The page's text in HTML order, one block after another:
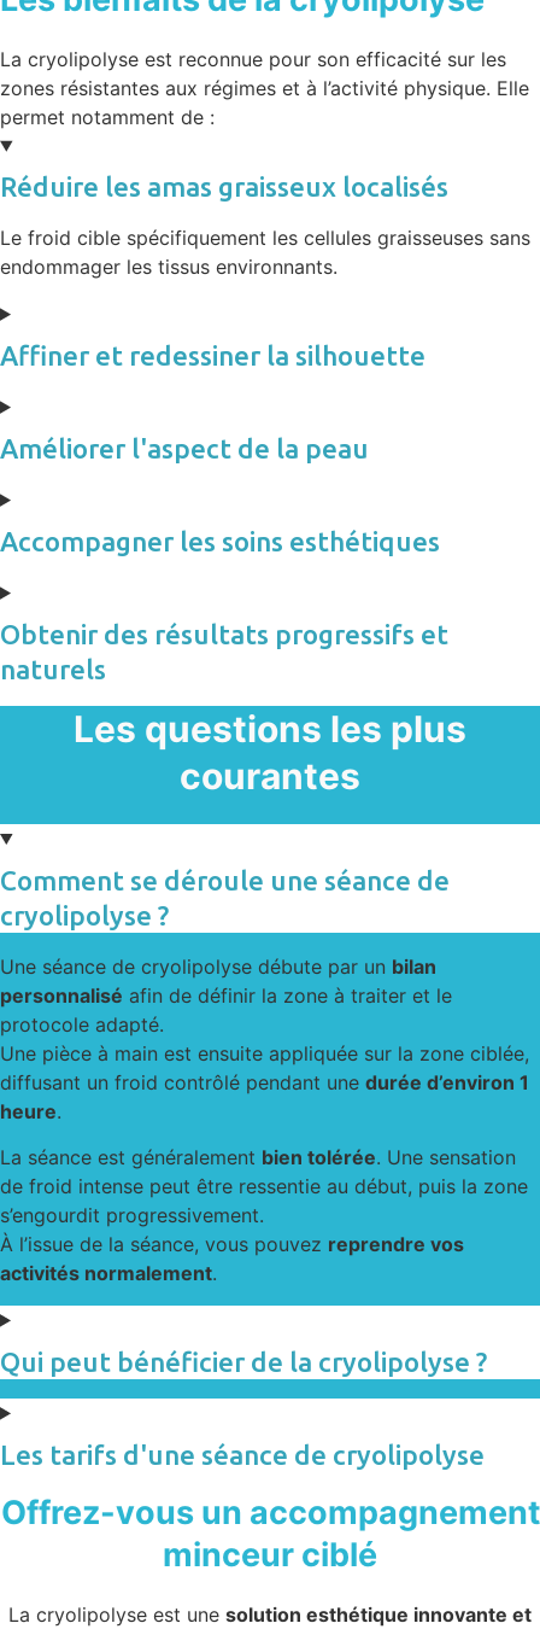
La cryolipolyse est reconnue pour son efficacité sur les
zones résistantes aux régimes et à l’activité physique. Elle
permet notamment de :
Réduire les amas graisseux localisés
Le froid cible spécifiquement les cellules graisseuses sans
endommager les tissus environnants.
Affiner et redessiner la silhouette
Améliorer l'aspect de la peau
Accompagner les soins esthétiques
Obtenir des résultats progressifs et
naturels
Les questions les plus
courantes
Comment se déroule une séance de
cryolipolyse ?
Une séance de cryolipolyse débute par un bilan
personnalisé afin de définir la zone à traiter et le
protocole adapté.
Une pièce à main est ensuite appliquée sur la zone ciblée,
diffusant un froid contrôlé pendant une durée d’environ 1
heure.
La séance est généralement bien tolérée. Une sensation
de froid intense peut être ressentie au début, puis la zone
s’engourdit progressivement.
À l’issue de la séance, vous pouvez reprendre vos
activités normalement.
Qui peut bénéficier de la cryolipolyse ?
Les tarifs d'une séance de cryolipolyse
Offrez-vous un accompagnement
minceur ciblé
La cryolipolyse est une solution esthétique innovante et